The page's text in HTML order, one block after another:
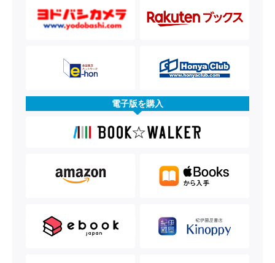
電子版を購入